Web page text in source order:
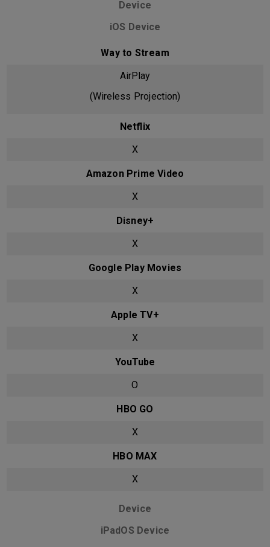
Device
iOS Device
Way to Stream
AirPlay
(Wireless Projection)
Netflix
X
Amazon Prime Video
X
Disney+
X
Google Play Movies
X
Apple TV+
X
YouTube
O
HBO GO
X
HBO MAX
X
Device
iPadOS Device